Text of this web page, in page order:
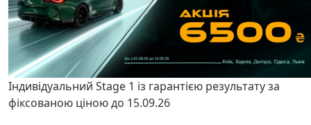
Індивідуальний Stage 1 із гарантією результату за
фіксованою ціною до 15.09.26